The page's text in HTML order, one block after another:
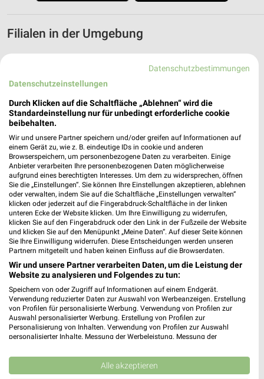
Filialen in der Umgebung
dm Lübeck
Breite Straße 83-87
23552 Lübeck
Heute 08:00 - 20:00 Uhr |
1,27 km
dm Lübeck
Königstraße 54-56
23552 Lübeck
Heute 08:00 - 20:00 Uhr | Geschlossen
1,33 km
dm Lübeck
Schwartauer Landstraße 4
23554 Lübeck
Heute 08:00 - 20:00 Uhr | Geschlossen
Datenschutzbestimmungen
Datenschutzeinstellungen
Durch Klicken auf die Schaltfläche „Ablehnen“ wird die
Standardeinstellung nur für unbedingt erforderliche cookie
beibehalten.
Wir und unsere Partner speichern und/oder greifen auf Informationen auf
einem Gerät zu, wie z. B. eindeutige IDs in cookie und anderen
Browserspeichern, um personenbezogene Daten zu verarbeiten. Einige
Anbieter verarbeiten Ihre personenbezogenen Daten möglicherweise
aufgrund eines berechtigten Interesses. Um dem zu widersprechen, öffnen
Sie die „Einstellungen“. Sie können Ihre Einstellungen akzeptieren, ablehnen
oder verwalten, indem Sie auf die Schaltfläche „Einstellungen verwalten“
klicken oder jederzeit auf die Fingerabdruck-Schaltfläche in der linken
unteren Ecke der Website klicken. Um Ihre Einwilligung zu widerrufen,
klicken Sie auf den Fingerabdruck oder den Link in der Fußzeile der Website
und klicken Sie auf den Menüpunkt „Meine Daten“. Auf dieser Seite können
Sie Ihre Einwilligung widerrufen. Diese Entscheidungen werden unseren
Partnern mitgeteilt und haben keinen Einfluss auf die Browserdaten.
Wir und unsere Partner verarbeiten Daten, um die Leistung der
Website zu analysieren und Folgendes zu tun:
Speichern von oder Zugriff auf Informationen auf einem Endgerät.
Verwendung reduzierter Daten zur Auswahl von Werbeanzeigen. Erstellung
von Profilen für personalisierte Werbung. Verwendung von Profilen zur
Auswahl personalisierter Werbung. Erstellung von Profilen zur
Personalisierung von Inhalten. Verwendung von Profilen zur Auswahl
personalisierter Inhalte. Messung der Werbeleistung. Messung der
Kombinationen von Daten aus verschiedenen Quellen. Entwicklung und
Verbesserung der Angebote. Verwendung reduzierter Daten zur Auswahl
von Inhalten.
Alle akzeptieren